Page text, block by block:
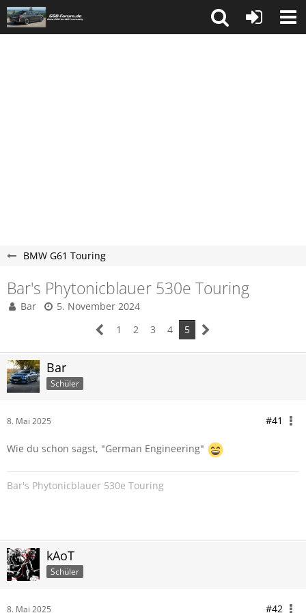
BMW G61 Touring
Bar's Phytonicblauer 530e Touring
Bar
5. November 2024
1
2 3 4 5
Bar
Schüler
8. Mai 2025 #41
Wie du schon sagst, "German Engineering"
Bar's Phytonicblauer 530e Touring
kAoT
Schüler
8. Mai 2025 #42